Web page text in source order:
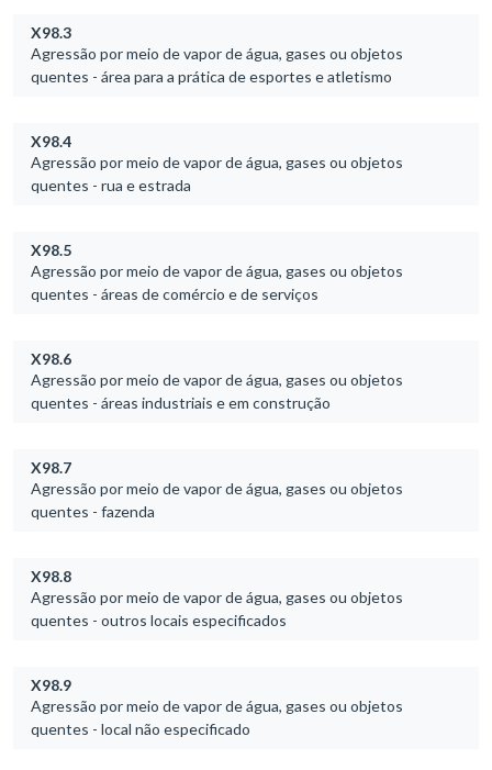
X98.3
Agressão por meio de vapor de água, gases ou objetos
quentes - área para a prática de esportes e atletismo
X98.4
Agressão por meio de vapor de água, gases ou objetos
quentes - rua e estrada
X98.5
Agressão por meio de vapor de água, gases ou objetos
quentes - áreas de comércio e de serviços
X98.6
Agressão por meio de vapor de água, gases ou objetos
quentes - áreas industriais e em construção
X98.7
Agressão por meio de vapor de água, gases ou objetos
quentes - fazenda
X98.8
Agressão por meio de vapor de água, gases ou objetos
quentes - outros locais especificados
X98.9
Agressão por meio de vapor de água, gases ou objetos
quentes - local não especificado